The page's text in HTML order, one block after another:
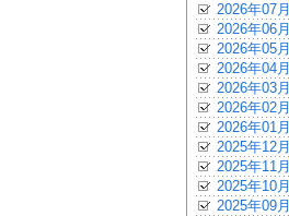
2026年07月
2026年06月
2026年05月
2026年04月
2026年03月
2026年02月
2026年01月
2025年12月
2025年11月
2025年10月
2025年09月